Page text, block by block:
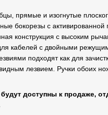
прямые и изогнутые
бокорезы с активированной
конструкция с высоким
кабелей с двойными
подходят как для
лезвием. Ручки обоих
доступны к продаже,